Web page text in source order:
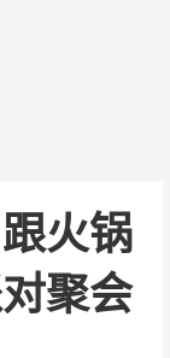
火锅
聚会